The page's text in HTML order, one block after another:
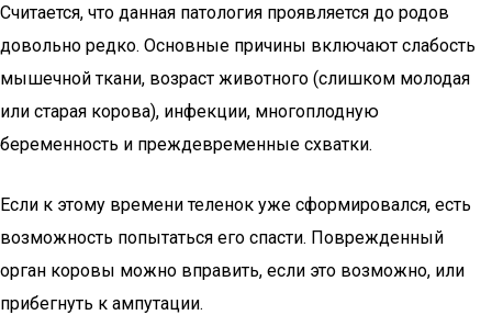
Считается, что данная патология проявляется до родов
довольно редко. Основные причины включают слабость
мышечной ткани, возраст животного (слишком молодая
или старая корова), инфекции, многоплодную
беременность и преждевременные схватки.
Если к этому времени теленок уже сформировался, есть
возможность попытаться его спасти. Поврежденный
орган коровы можно вправить, если это возможно, или
прибегнуть к ампутации.